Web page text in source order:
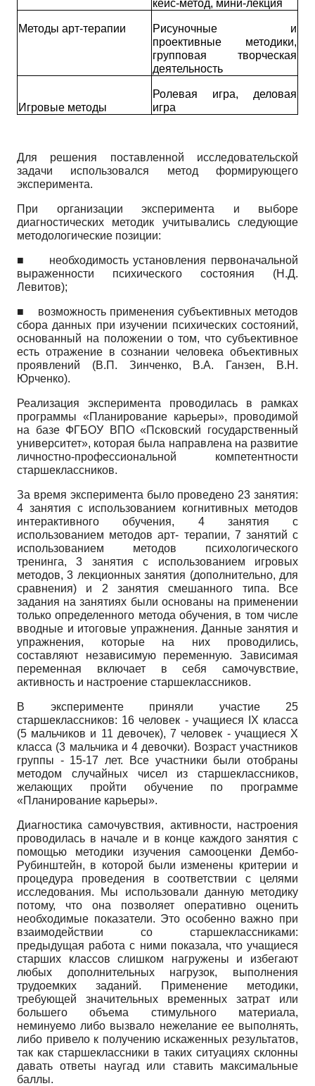
кейс-метод, мини-лекция
Методы арт-терапии
Рисуночные и
проективные методики,
групповая творческая
деятельность
Игровые методы
Ролевая игра, деловая
игра
Для решения поставленной исследовательской
задачи использовался метод формирующего
эксперимента.
При организации эксперимента и выборе
диагностических методик учитывались следующие
методологические позиции:
■ необходимость установления первоначальной
выраженности психического состояния (Н.Д.
Левитов);
■ возможность применения субъективных методов
сбора данных при изучении психических состояний,
основанный на положении о том, что субъективное
есть отражение в сознании человека объективных
проявлений (В.П. Зинченко, В.А. Ганзен, В.Н.
Юрченко).
Реализация эксперимента проводилась в рамках
программы «Планирование карьеры», проводимой
на базе ФГБОУ ВПО «Псковский государственный
университет», которая была направлена на развитие
личностно-профессиональной компетентности
старшеклассников.
За время эксперимента было проведено 23 занятия:
4 занятия с использованием когнитивных методов
интерактивного обучения, 4 занятия с
использованием методов арт- терапии, 7 занятий с
использованием методов психологического
тренинга, 3 занятия с использованием игровых
методов, 3 лекционных занятия (дополнительно, для
сравнения) и 2 занятия смешанного типа. Все
задания на занятиях были основаны на применении
только определенного метода обучения, в том числе
вводные и итоговые упражнения. Данные занятия и
упражнения, которые на них проводились,
составляют независимую переменную. Зависимая
переменная включает в себя самочувствие,
активность и настроение старшеклассников.
В эксперименте приняли участие 25
старшеклассников: 16 человек - учащиеся
IX класса
(5 мальчиков и 11 девочек), 7 человек - учащиеся X
класса (3 мальчика и 4 девочки). Возраст участников
группы - 15-17 лет. Все участники были отобраны
методом случайных чисел из старшеклассников,
желающих пройти обучение по программе
«Планирование карьеры».
Диагностика самочувствия, активности, настроения
проводилась в начале и в конце каждого занятия с
помощью методики изучения самооценки Дембо-
Рубинштейн, в которой были изменены критерии и
процедура проведения в соответствии с целями
исследования. Мы использовали данную методику
потому, что она позволяет оперативно оценить
необходимые показатели. Это особенно важно при
взаимодействии со старшеклассниками:
предыдущая работа с ними показала, что учащиеся
старших классов слишком нагружены и избегают
любых дополнительных нагрузок, выполнения
трудоемких заданий. Применение методики,
требующей значительных временных затрат или
большего объема стимульного материала,
неминуемо либо вызвало нежелание ее выполнять,
либо привело к получению искаженных результатов,
так как старшеклассники в таких ситуациях склонны
давать ответы наугад или ставить максимальные
баллы.